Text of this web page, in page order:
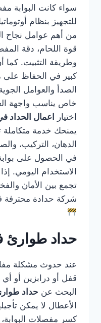
سواء كانت البوابة
للتجهيز بنظام
من أهم عوامل نجاح
قوة اللحام، دقة
وطريقة التثبيت. كما
كبير في الحفاظ على
الصدأ والعوامل
خاص يناسب واجهة
اختيار
اعمال الحداد
يمنحك خدمة متكاملة
الدهان، التركيب،
في الحصول على
الاستخدام اليومي.
تجمع بين الأمان
شركة حدادة محترفة
حداد طوارئ
عند حدوث مشكلة
قفل أو درابزين أو
البحث عن حداد
الأعطال لا يمكن
كسر مفصلات